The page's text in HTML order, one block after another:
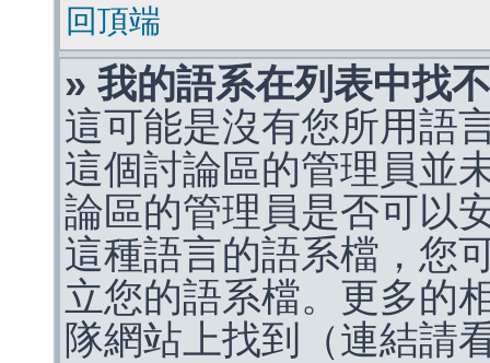
回頂端
» 我的語系在列表中找
這可能是沒有您所用語
這個討論區的管理員並
論區的管理員是否可以
這種語言的語系檔，您
立您的語系檔。更多的
隊網站上找到（連結請